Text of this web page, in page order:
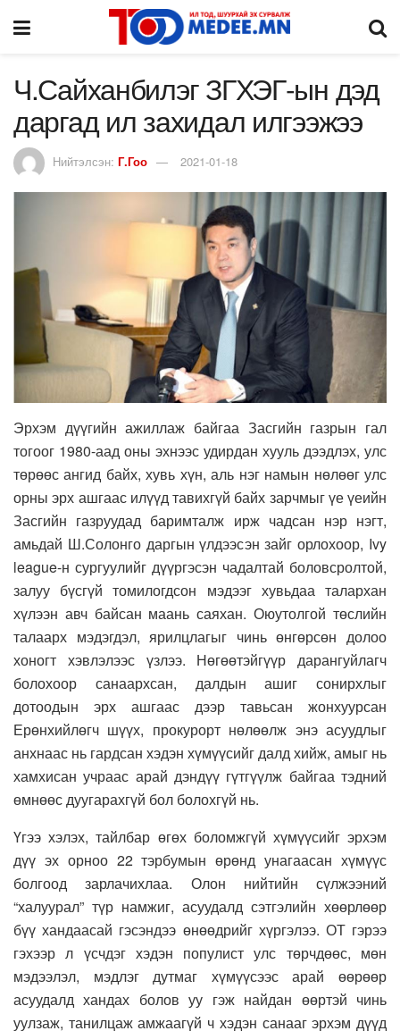
Ч.Сайханбилэг ЗГХЭГ-ын дэд
даргад ил захидал илгээжээ
Нийтэлсэн: Г.Гоо 2021-01-18
Эрхэм дүүгийн ажиллаж байгаа Засгийн газрын гал
тогоог 1980-аад оны эхнээс удирдан хууль дээдлэх, улс
төрөөс ангид байх, хувь хүн, аль нэг намын нөлөөг улс
орны эрх ашгаас илүүд тавихгүй байх зарчмыг үе үеийн
Засгийн газруудад баримталж ирж чадсан нэр нэгт,
амьдай Ш.Солонго даргын үлдээсэн зайг орлохоор, Ivy
league-н сургуулийг дүүргэсэн чадалтай боловсролтой,
залуу бүсгүй томилогдсон мэдээг хувьдаа талархан
хүлээн авч байсан маань саяхан. Оюутолгой төслийн
талаарх мэдэгдэл, ярилцлагыг чинь өнгөрсөн долоо
хоногт хэвлэлээс үзлээ. Нөгөөтэйгүүр дарангуйлагч
болохоор санаархсан, далдын ашиг сонирхлыг
дотоодын эрх ашгаас дээр тавьсан жонхуурсан
Ерөнхийлөгч шүүх, прокурорт нөлөөлж энэ асуудлыг
анхнаас нь гардсан хэдэн хүмүүсийг далд хийж, амыг нь
хамхисан учраас арай дэндүү гүтгүүлж байгаа тэдний
өмнөөс дуугарахгүй бол болохгүй нь.
Үгээ хэлэх, тайлбар өгөх боломжгүй хүмүүсийг эрхэм
дүү эх орноо 22 тэрбумын өрөнд унагаасан хүмүүс
болгоод зарлачихлаа. Олон нийтийн сүлжээний
“халуурал” түр намжиг, асуудалд сэтгэлийн хөөрлөөр
бүү хандаасай гэсэндээ өнөөдрийг хүргэлээ. ОТ гэрээ
гэхээр л үсчдэг хэдэн популист улс төрчдөөс, мөн
мэдээлэл, мэдлэг дутмаг хүмүүсээс арай өөрөөр
асуудалд хандах болов уу гэж найдан өөртэй чинь
уулзаж, танилцаж амжаагүй ч хэдэн санааг эрхэм дүүд